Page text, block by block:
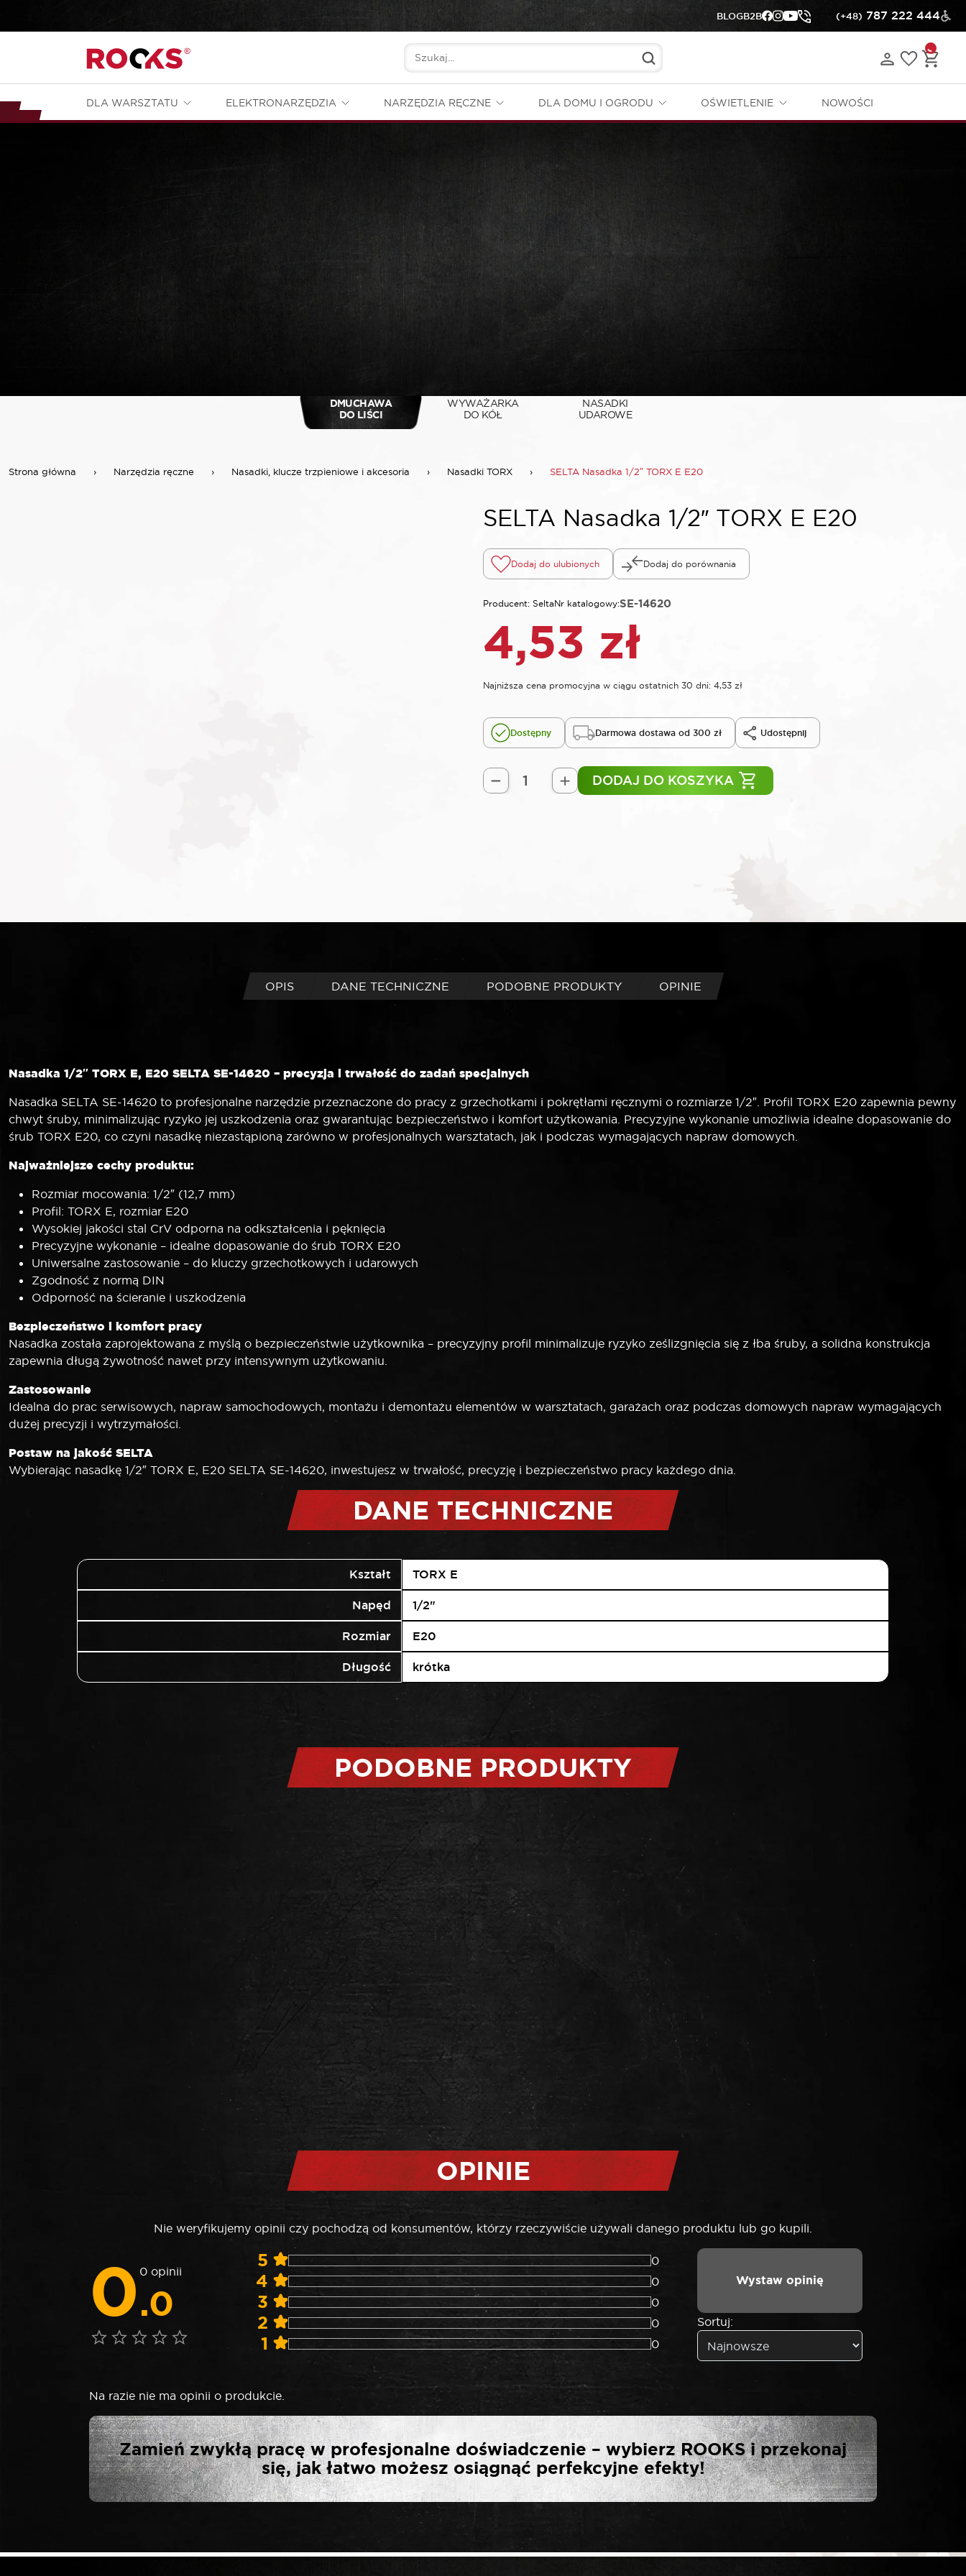
BLOGB2B (+48) 787 222 444
DLA WARSZTATU ELEKTRONARZĘDZIA NARZĘDZIA RĘCZNE DLA DOMU I OGRODU OŚWIETLENIE NOWOŚCI
DMUCHAWA
DO LIŚCI
WYWAŻARKA
DO KÓŁ
NASADKI
UDAROWE
Strona główna › Narzędzia ręczne › Nasadki, klucze trzpieniowe i akcesoria › Nasadki TORX › SELTA Nasadka 1/2″ TORX E E20
SELTA Nasadka 1/2″ TORX E E20
Dodaj do ulubionych Dodaj do porównania
Producent: SeltaNr katalogowy:SE-14620
4,53 zł
Najniższa cena promocyjna w ciągu ostatnich 30 dni: 4,53 zł
Dostępny Darmowa dostawa od 300 zł Udostępnij
ilość
DODAJ DO KOSZYKA
OPIS DANE TECHNICZNE PODOBNE PRODUKTY OPINIE
Nasadka 1/2″ TORX E, E20 SELTA SE-14620 – precyzja i trwałość do zadań specjalnych
Nasadka SELTA SE-14620 to profesjonalne narzędzie przeznaczone do pracy z grzechotkami i pokrętłami ręcznymi o rozmiarze 1/2″. Profil TORX E20 zapewnia pewny
chwyt śruby, minimalizując ryzyko jej uszkodzenia oraz gwarantując bezpieczeństwo i komfort użytkowania. Precyzyjne wykonanie umożliwia idealne dopasowanie do
śrub TORX E20, co czyni nasadkę niezastąpioną zarówno w profesjonalnych warsztatach, jak i podczas wymagających napraw domowych.
Najważniejsze cechy produktu:
Rozmiar mocowania: 1/2″ (12,7 mm)
Profil: TORX E, rozmiar E20
Wysokiej jakości stal CrV odporna na odkształcenia i pęknięcia
Precyzyjne wykonanie – idealne dopasowanie do śrub TORX E20
Uniwersalne zastosowanie – do kluczy grzechotkowych i udarowych
Zgodność z normą DIN
Odporność na ścieranie i uszkodzenia
Bezpieczeństwo i komfort pracy
Nasadka została zaprojektowana z myślą o bezpieczeństwie użytkownika – precyzyjny profil minimalizuje ryzyko ześlizgnięcia się z łba śruby, a solidna konstrukcja
zapewnia długą żywotność nawet przy intensywnym użytkowaniu.
Zastosowanie
Idealna do prac serwisowych, napraw samochodowych, montażu i demontażu elementów w warsztatach, garażach oraz podczas domowych napraw wymagających
dużej precyzji i wytrzymałości.
Postaw na jakość SELTA
Wybierając nasadkę 1/2″ TORX E, E20 SELTA SE-14620, inwestujesz w trwałość, precyzję i bezpieczeństwo pracy każdego dnia.
DANE TECHNICZNE
Kształt TORX E
Napęd 1/2"
Rozmiar E20
Długość krótka
PODOBNE PRODUKTY
OPINIE
Nie weryfikujemy opinii czy pochodzą od konsumentów, którzy rzeczywiście używali danego produktu lub go kupili.
0.0
0 opinii 5 0
4 0
3 0
2 0
1 0
Wystaw opinię
Sortuj:
Na razie nie ma opinii o produkcie.
NAPISZ PIERWSZĄ OPINIĘ O „SELTA NASADKA 1/2″
TORX E E20”
Wymagane pola są oznaczone
Twoja ocena*
Zamień zwykłą pracę w profesjonalne doświadczenie – wybierz ROOKS i przekonaj
się, jak łatwo możesz osiągnąć perfekcyjne efekty!